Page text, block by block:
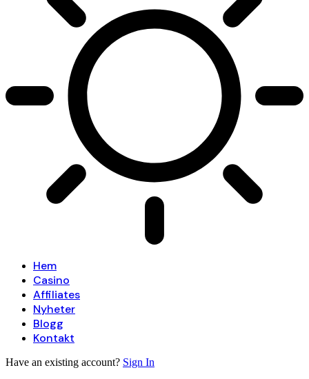
Hem
Casino
Affiliates
Nyheter
Blogg
Kontakt
Have an existing account? Sign In